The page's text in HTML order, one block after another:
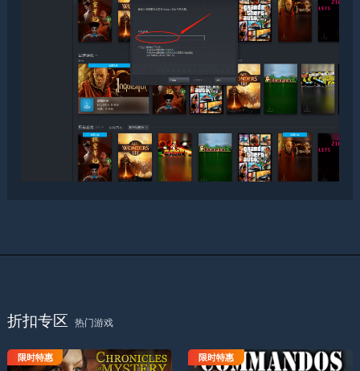
折扣专区 热门游戏
神秘编年史天蝎座仪式
限时特惠 敌后突击队
限时特惠